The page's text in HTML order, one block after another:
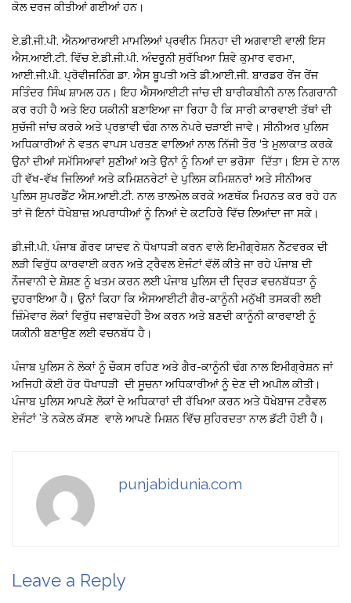
ਕੋਲ ਦਰਜ ਕੀਤੀਆਂ ਗਈਆਂ ਹਨ।
ਏ.ਡੀ.ਜੀ.ਪੀ. ਐਨਆਰਆਈ ਮਾਮਲਿਆਂ ਪ੍ਰਵੀਨ ਸਿਨਹਾ ਦੀ ਅਗਵਾਈ ਵਾਲੀ ਇਸ
ਐਸ.ਆਈ.ਟੀ. ਵਿੱਚ ਏ.ਡੀ.ਜੀ.ਪੀ. ਅੰਦਰੂਨੀ ਸੁਰੱਖਿਆ ਸ਼ਿਵੇ ਕੁਮਾਰ ਵਰਮਾ,
ਆਈ.ਜੀ.ਪੀ. ਪ੍ਰੋਵੀਜਨਿੰਗ ਡਾ. ਐਸ ਬੂਪਤੀ ਅਤੇ ਡੀ.ਆਈ.ਜੀ. ਬਾਰਡਰ ਰੇਂਜ ਰੇਂਜ
ਸਤਿੰਦਰ ਸਿੰਘ ਸ਼ਾਮਲ ਹਨ। ਇਹ ਐਸਆਈਟੀ ਜਾਂਚ ਦੀ ਬਾਰੀਕਬੀਨੀ ਨਾਲ ਨਿਗਰਾਨੀ
ਕਰ ਰਹੀ ਹੈ ਅਤੇ ਇਹ ਯਕੀਨੀ ਬਣਾਇਆ ਜਾ ਰਿਹਾ ਹੈ ਕਿ ਸਾਰੀ ਕਾਰਵਾਈ ਤੱਥਾਂ ਦੀ
ਸੁਚੱਜੀ ਜਾਂਚ ਕਰਕੇ ਅਤੇ ਪ੍ਰਭਾਵੀ ਢੰਗ ਨਾਲ ਨੇਪਰੇ ਚੜਾਈ ਜਾਵੇ। ਸੀਨੀਅਰ ਪੁਲਿਸ
ਅਧਿਕਾਰੀਆਂ ਨੇ ਵਤਨ ਵਾਪਸ ਪਰਤਣ ਵਾਲਿਆਂ ਨਾਲ ਨਿੱਜੀ ਤੌਰ ‘ਤੇ ਮੁਲਾਕਾਤ ਕਰਕੇ
ਉਨਾਂ ਦੀਆਂ ਸਮੱਸਿਆਵਾਂ ਸੁਣੀਆਂ ਅਤੇ ਉਨਾਂ ਨੂੰ ਨਿਆਂ ਦਾ ਭਰੋਸਾ ਦਿੱਤਾ। ਇਸ ਦੇ ਨਾਲ
ਹੀ ਵੱਖ-ਵੱਖ ਜਿਲਿਆਂ ਅਤੇ ਕਮਿਸ਼ਨਰੇਟਾਂ ਦੇ ਪੁਲਿਸ ਕਮਿਸ਼ਨਰਾਂ ਅਤੇ ਸੀਨੀਅਰ
ਪੁਲਿਸ ਸੁਪਰਡੈਂਟ ਐਸ.ਆਈ.ਟੀ. ਨਾਲ ਤਾਲਮੇਲ ਕਰਕੇ ਅਣਥੱਕ ਮਿਹਨਤ ਕਰ ਰਹੇ ਹਨ
ਤਾਂ ਜੋ ਇਨਾਂ ਧੋਖੇਬਾਜ਼ ਅਪਰਾਧੀਆਂ ਨੂੰ ਨਿਆਂ ਦੇ ਕਟਹਿਰੇ ਵਿੱਚ ਲਿਆਂਦਾ ਜਾ ਸਕੇ।
ਡੀ.ਜੀ.ਪੀ. ਪੰਜਾਬ ਗੌਰਵ ਯਾਦਵ ਨੇ ਧੋਖਾਧੜੀ ਕਰਨ ਵਾਲੇ ਇਮੀਗ੍ਰੇਸ਼ਨ ਨੈੱਟਵਰਕ ਦੀ
ਲੜੀ ਵਿਰੁੱਧ ਕਾਰਵਾਈ ਕਰਨ ਅਤੇ ਟ੍ਰੈਵਲ ਏਜੰਟਾਂ ਵੱਲੋਂ ਕੀਤੇ ਜਾ ਰਹੇ ਪੰਜਾਬ ਦੀ
ਨੌਜਵਾਨੀ ਦੇ ਸ਼ੋਸ਼ਣ ਨੂੰ ਖਤਮ ਕਰਨ ਲਈ ਪੰਜਾਬ ਪੁਲਿਸ ਦੀ ਦ੍ਰਿੜ ਵਚਨਬੱਧਤਾ ਨੂੰ
ਦੁਹਰਾਇਆ ਹੈ। ਉਨਾਂ ਕਿਹਾ ਕਿ ਐਸਆਈਟੀ ਗੈਰ-ਕਾਨੂੰਨੀ ਮਨੁੱਖੀ ਤਸਕਰੀ ਲਈ
ਜ਼ਿੰਮੇਵਾਰ ਲੋਕਾਂ ਵਿਰੁੱਧ ਜਵਾਬਦੇਹੀ ਤੈਅ ਕਰਨ ਅਤੇ ਬਣਦੀ ਕਾਨੂੰਨੀ ਕਾਰਵਾਈ ਨੂੰ
ਯਕੀਨੀ ਬਣਾਉਣ ਲਈ ਵਚਨਬੱਧ ਹੈ।
ਪੰਜਾਬ ਪੁਲਿਸ ਨੇ ਲੋਕਾਂ ਨੂੰ ਚੌਕਸ ਰਹਿਣ ਅਤੇ ਗੈਰ-ਕਾਨੂੰਨੀ ਢੰਗ ਨਾਲ ਇਮੀਗ੍ਰੇਸ਼ਨ ਜਾਂ
ਅਜਿਹੀ ਕੋਈ ਹੋਰ ਧੋਖਾਧੜੀ ਦੀ ਸੂਚਨਾ ਅਧਿਕਾਰੀਆਂ ਨੂੰ ਦੇਣ ਦੀ ਅਪੀਲ ਕੀਤੀ।
ਪੰਜਾਬ ਪੁਲਿਸ ਆਪਣੇ ਲੋਕਾਂ ਦੇ ਅਧਿਕਾਰਾਂ ਦੀ ਰੱਖਿਆ ਕਰਨ ਅਤੇ ਧੋਖੇਬਾਜ ਟਰੈਵਲ
ਏਜੰਟਾਂ ’ਤੇ ਨਕੇਲ ਕੱਸਣ ਵਾਲੇ ਆਪਣੇ ਮਿਸ਼ਨ ਵਿੱਚ ਸੁਹਿਰਦਤਾ ਨਾਲ ਡੱਟੀ ਹੋਈ ਹੈ।
punjabidunia.com
Leave a Reply